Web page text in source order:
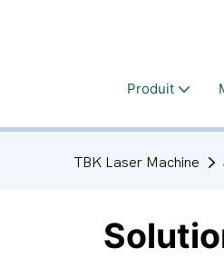
Produit
TBK Laser Machine